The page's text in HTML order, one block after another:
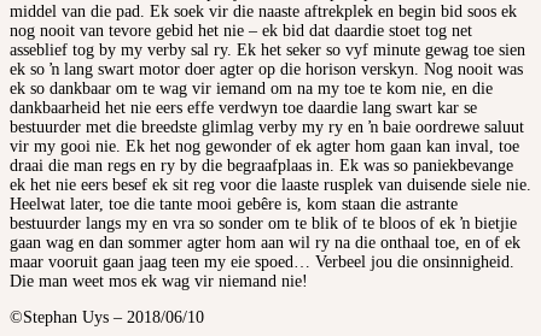
middel van die pad. Ek soek vir die naaste aftrekplek en begin bid soos ek
nog nooit van tevore gebid het nie – ek bid dat daardie stoet tog net
asseblief tog by my verby sal ry. Ek het seker so vyf minute gewag toe sien
ek so ŉ lang swart motor doer agter op die horison verskyn. Nog nooit was
ek so dankbaar om te wag vir iemand om na my toe te kom nie, en die
dankbaarheid het nie eers effe verdwyn toe daardie lang swart kar se
bestuurder met die breedste glimlag verby my ry en ŉ baie oordrewe saluut
vir my gooi nie. Ek het nog gewonder of ek agter hom gaan kan inval, toe
draai die man regs en ry by die begraafplaas in. Ek was so paniekbevange
ek het nie eers besef ek sit reg voor die laaste rusplek van duisende siele nie.
Heelwat later, toe die tante mooi gebêre is, kom staan die astrante
bestuurder langs my en vra so sonder om te blik of te bloos of ek ŉ bietjie
gaan wag en dan sommer agter hom aan wil ry na die onthaal toe, en of ek
maar vooruit gaan jaag teen my eie spoed… Verbeel jou die onsinnigheid.
Die man weet mos ek wag vir niemand nie!
©Stephan Uys – 2018/06/10